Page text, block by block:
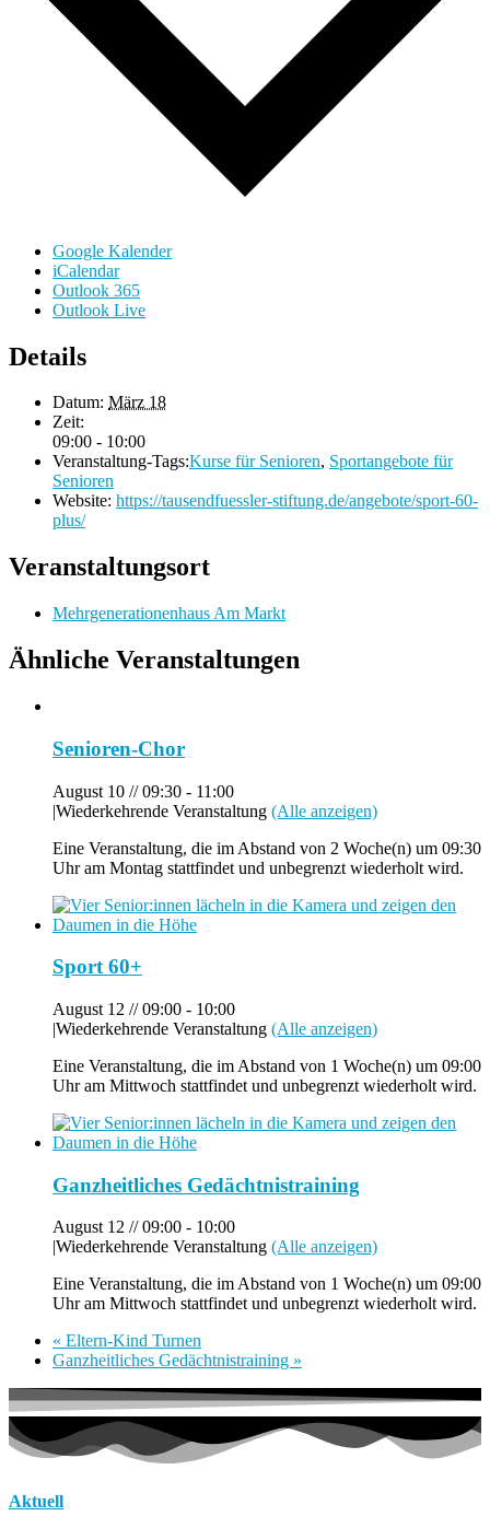
Google Kalender
iCalendar
Outlook 365
Outlook Live
Details
Datum: März 18
Zeit:
09:00 - 10:00
Veranstaltung-Tags:Kurse für Senioren, Sportangebote für
Senioren
Website: https://tausendfuessler-stiftung.de/angebote/sport-60-
plus/
Veranstaltungsort
Mehrgenerationenhaus Am Markt
Ähnliche Veranstaltungen
Senioren-Chor
August 10 // 09:30 - 11:00
|Wiederkehrende Veranstaltung (Alle anzeigen)
Eine Veranstaltung, die im Abstand von 2 Woche(n) um 09:30
Uhr am Montag stattfindet und unbegrenzt wiederholt wird.
Sport 60+
August 12 // 09:00 - 10:00
|Wiederkehrende Veranstaltung (Alle anzeigen)
Eine Veranstaltung, die im Abstand von 1 Woche(n) um 09:00
Uhr am Mittwoch stattfindet und unbegrenzt wiederholt wird.
Ganzheitliches Gedächtnistraining
August 12 // 09:00 - 10:00
|Wiederkehrende Veranstaltung (Alle anzeigen)
Eine Veranstaltung, die im Abstand von 1 Woche(n) um 09:00
Uhr am Mittwoch stattfindet und unbegrenzt wiederholt wird.
« Eltern-Kind Turnen
Ganzheitliches Gedächtnistraining »
Aktuell